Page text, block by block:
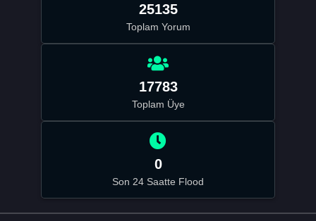
25135
Toplam Yorum
17783
Toplam Üye
0
Son 24 Saatte Flood